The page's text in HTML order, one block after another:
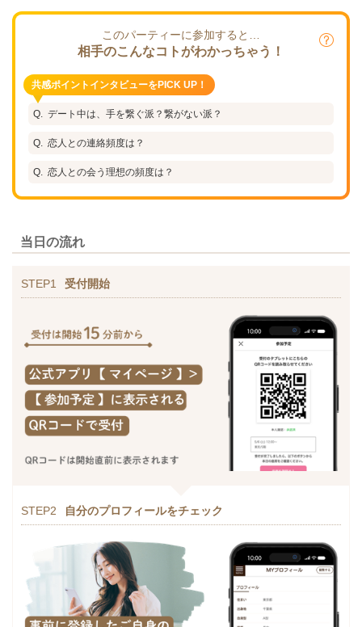
このパーティーに参加すると…
相手のこんなコトがわかっちゃう！
共感ポイントインタビューをPICK UP！
デート中は、手を繋ぐ派？繋がない派？
恋人との連絡頻度は？
恋人との会う理想の頻度は？
当日の流れ
STEP1 受付開始
STEP2 自分のプロフィールをチェック